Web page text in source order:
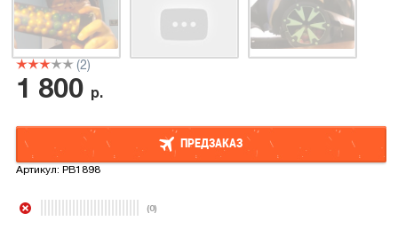
(2)
1 800 р.
ПРЕДЗАКАЗ
Артикул:PB1898
(0)